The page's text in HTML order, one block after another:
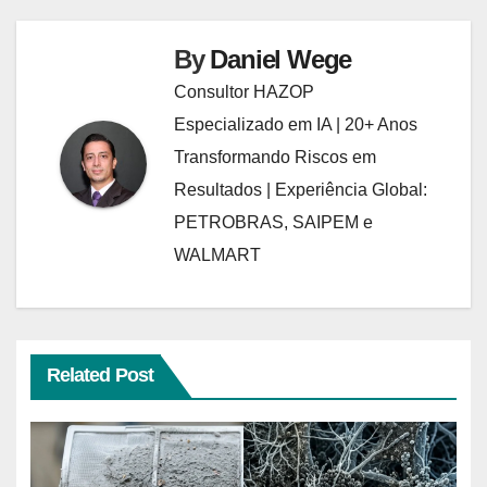
ByDaniel Wege
Consultor HAZOP
Especializado em IA | 20+ Anos
Transformando Riscos em
Resultados | Experiência Global:
PETROBRAS, SAIPEM e
WALMART
Related Post